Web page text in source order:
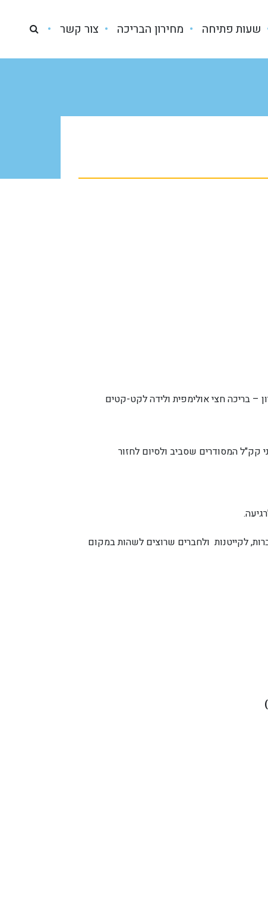
שעות פתיחה מחירון הבריכה צור קשר
– בריכה חצי אולימפית ולידה לקט-קטים
קק"ל המסודרים שסביב ולסיום לחזור
לקייטנות ולחברים שרוצים לשהות במקום